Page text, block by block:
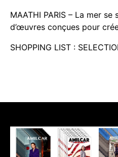
MAATHI PARIS – La mer
d’œuvres conçues pour
SHOPPING LIST :